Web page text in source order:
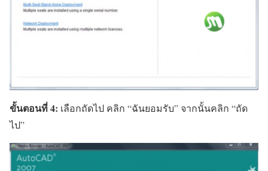
ขั้นตอนที่ 4: เลือกถัดไป คลิก “ฉันยอมรับ” จากนั้นคลิก “ถัด
ไป”